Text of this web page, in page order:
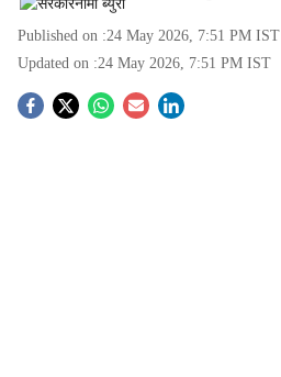
Published on :24 May 2026, 7:51 PM IST
Updated on :24 May 2026, 7:51 PM IST
S